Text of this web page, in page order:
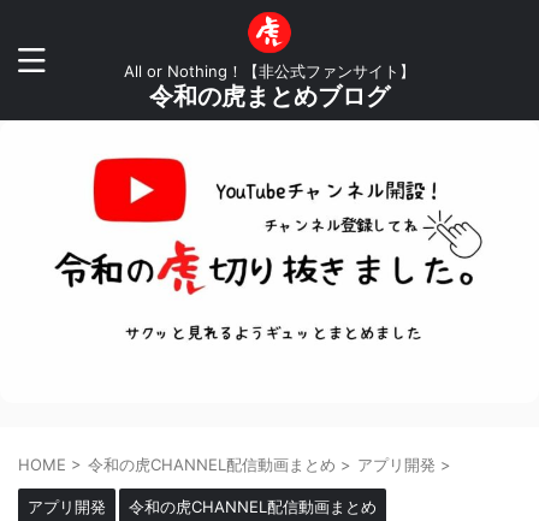
All or Nothing！【非公式ファンサイト】
令和の虎まとめブログ
HOME > 令和の虎CHANNEL配信動画まとめ > アプリ開発 >
アプリ開発 令和の虎CHANNEL配信動画まとめ